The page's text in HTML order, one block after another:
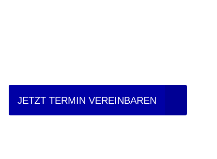
JETZT TERMIN VEREINBAREN